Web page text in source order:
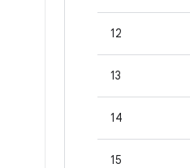
12
13
14
15